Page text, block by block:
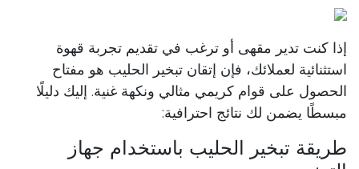
إذا كنت تدير مقهى أو ترغب في تقديم تجربة قهوة
استثنائية لعملائك، فإن إتقان تبخير الحليب هو مفتاح
الحصول على قوام كريمي مثالي ونكهة غنية. إليك دليلًا
مبسطًا يضمن لك نتائج احترافية:
طريقة تبخير الحليب باستخدام جهاز